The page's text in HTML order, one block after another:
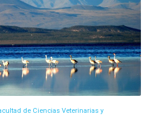
de Ciencias Veterinarias y